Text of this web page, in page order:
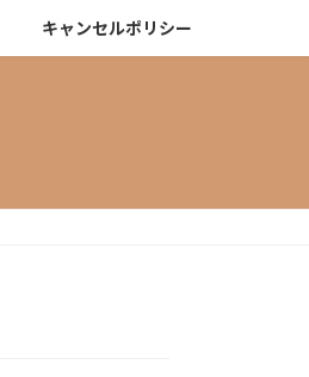
キャンセルポリシー